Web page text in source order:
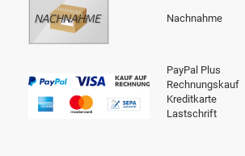
Nachnahme
PayPal Plus
Rechnungskauf
Kreditkarte
Lastschrift